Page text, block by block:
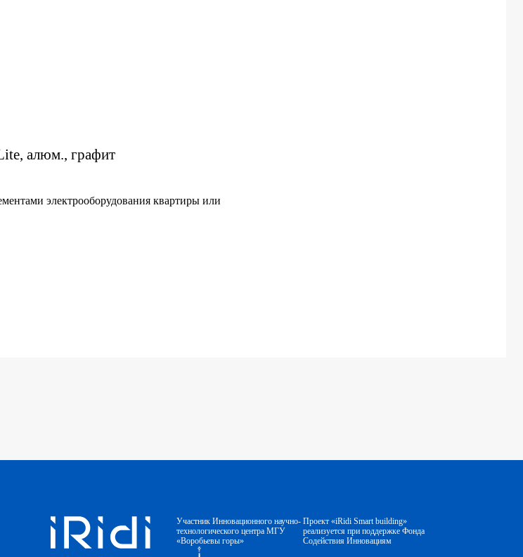
алюм., графит
электрооборудования квартиры или
Участник Инновационного научно-
технологического центра МГУ
«Воробьевы горы»
Проект «iRidi Smart building»
реализуется при поддержке Фонда
Содействия Инновациям